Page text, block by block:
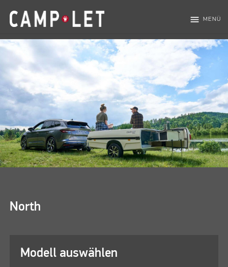
menu MENÜ
North
Modell auswählen